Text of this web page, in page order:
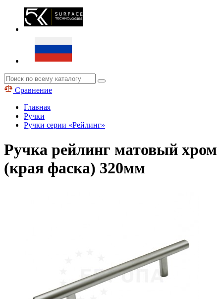
Сравнение
Главная
Ручки
Ручки серии «Рейлинг»
Ручка рейлинг матовый хром
(края фаска) 320мм